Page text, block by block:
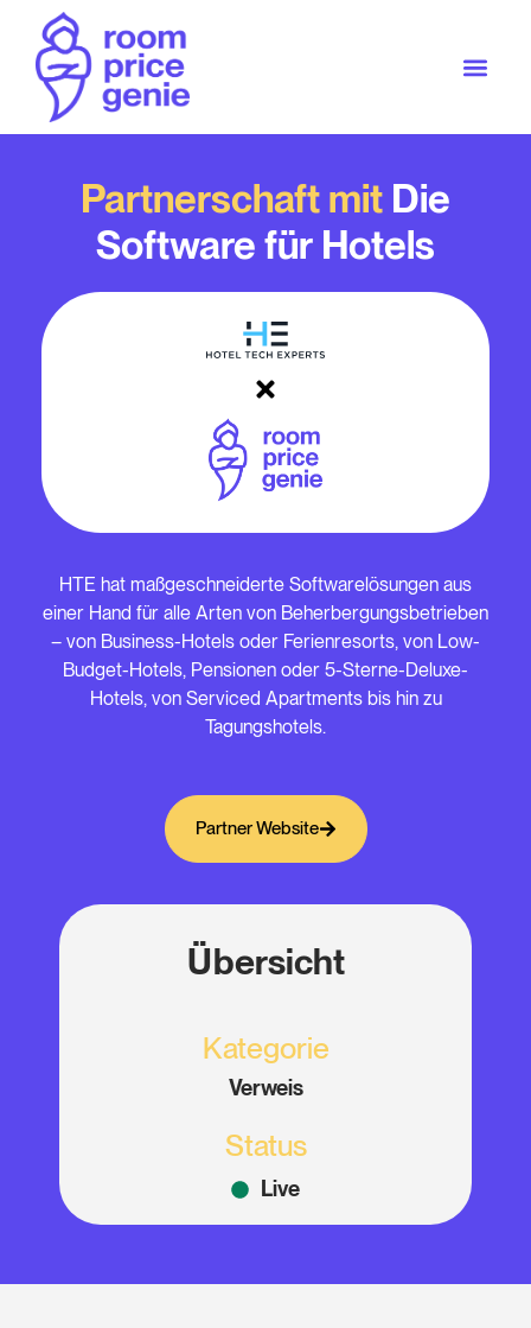
Partnerschaft mit Die
Software für Hotels
HTE hat maßgeschneiderte Softwarelösungen aus
einer Hand für alle Arten von Beherbergungsbetrieben
– von Business-Hotels oder Ferienresorts, von Low-
Budget-Hotels, Pensionen oder 5-Sterne-Deluxe-
Hotels, von Serviced Apartments bis hin zu
Tagungshotels.
Partner Website
Übersicht
Kategorie
Verweis
Status
Live